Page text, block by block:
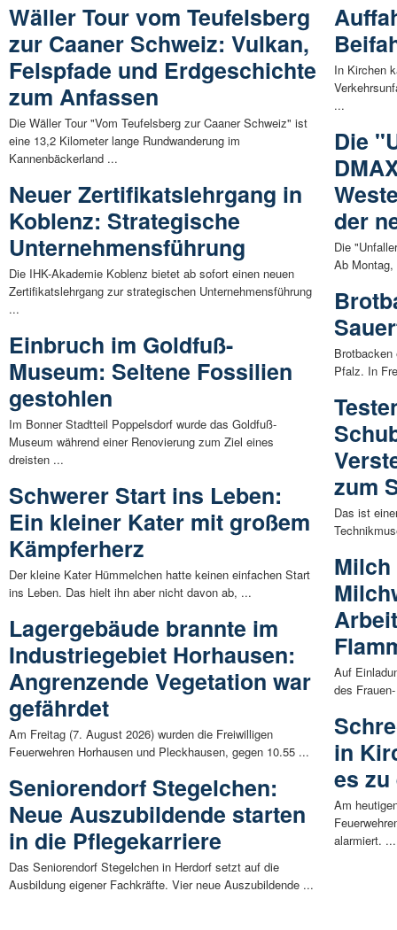
Wäller Tour vom Teufelsberg
zur Caaner Schweiz: Vulkan,
Felspfade und Erdgeschichte
zum Anfassen
Die Wäller Tour "Vom Teufelsberg zur Caaner Schweiz" ist
eine 13,2 Kilometer lange Rundwanderung im
Kannenbäckerland ...
Neuer Zertifikatslehrgang in
Koblenz: Strategische
Unternehmensführung
Die IHK-Akademie Koblenz bietet ab sofort einen neuen
Zertifikatslehrgang zur strategischen Unternehmensführung
...
Einbruch im Goldfuß-
Museum: Seltene Fossilien
gestohlen
Im Bonner Stadtteil Poppelsdorf wurde das Goldfuß-
Museum während einer Renovierung zum Ziel eines
dreisten ...
Schwerer Start ins Leben:
Ein kleiner Kater mit großem
Kämpferherz
Der kleine Kater Hümmelchen hatte keinen einfachen Start
ins Leben. Das hielt ihn aber nicht davon ab, ...
Lagergebäude brannte im
Industriegebiet Horhausen:
Angrenzende Vegetation war
gefährdet
Am Freitag (7. August 2026) wurden die Freiwilligen
Feuerwehren Horhausen und Pleckhausen, gegen 10.55 ...
Seniorendorf Stegelchen:
Neue Auszubildende starten
in die Pflegekarriere
Das Seniorendorf Stegelchen in Herdorf setzt auf die
Ausbildung eigener Fachkräfte. Vier neue Auszubildende ...
In Kirchen
...
Die
der
Die
Ab
Pfalz. In
zum
Das ist
Auf
des
in
es
Am
alarmiert. ...